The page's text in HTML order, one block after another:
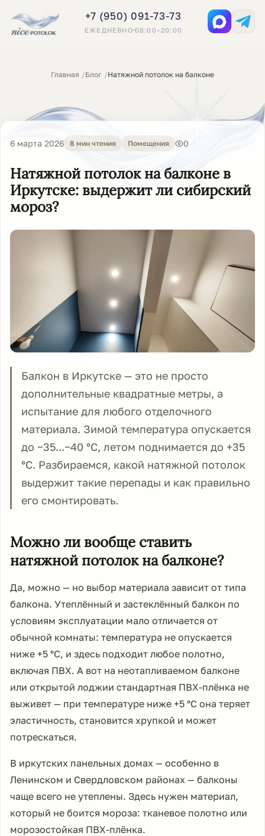
+7 (950) 091-73-73
ЕЖЕДНЕВНО 08:00–20:00
Главная Блог Натяжной потолок на балконе
6 марта 2026 8 мин чтения Помещения 0
Натяжной потолок на балконе в
Иркутске: выдержит ли сибирский
мороз?
Балкон в Иркутске — это не просто
дополнительные квадратные метры, а
испытание для любого отделочного
материала. Зимой температура опускается
до −35...−40 °C, летом поднимается до +35
°C. Разбираемся, какой натяжной потолок
выдержит такие перепады и как правильно
его смонтировать.
Можно ли вообще ставить
натяжной потолок на балконе?
Да, можно — но выбор материала зависит от типа
балкона. Утеплённый и застеклённый балкон по
условиям эксплуатации мало отличается от
обычной комнаты: температура не опускается
ниже +5 °C, и здесь подходит любое полотно,
включая ПВХ. А вот на неотапливаемом балконе
или открытой лоджии стандартная ПВХ-плёнка не
выживет — при температуре ниже +5 °C она теряет
эластичность, становится хрупкой и может
потрескаться.
В иркутских панельных домах — особенно в
Ленинском и Свердловском районах — балконы
чаще всего не утеплены. Здесь нужен материал,
который не боится мороза: тканевое полотно или
морозостойкая ПВХ-плёнка.